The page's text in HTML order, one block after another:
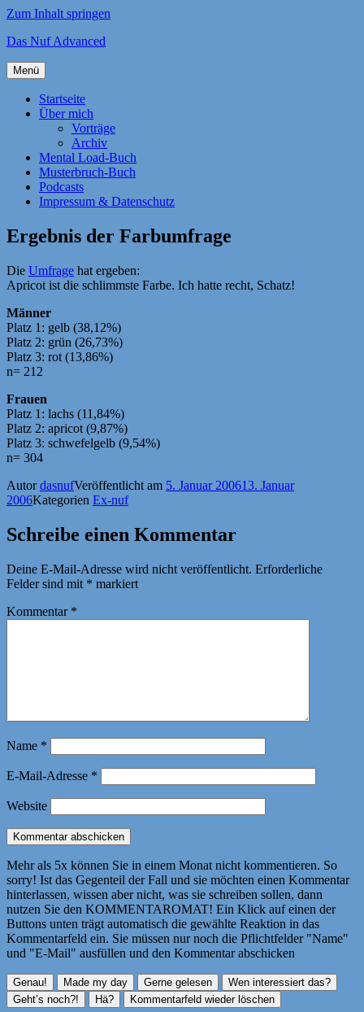
Zum Inhalt springen
Das Nuf Advanced
Menü
Startseite
Über mich
Vorträge
Archiv
Mental Load-Buch
Musterbruch-Buch
Podcasts
Impressum & Datenschutz
Ergebnis der Farbumfrage
Die Umfrage hat ergeben:
Apricot ist die schlimmste Farbe. Ich hatte recht, Schatz!
Männer
Platz 1: gelb (38,12%)
Platz 2: grün (26,73%)
Platz 3: rot (13,86%)
n= 212
Frauen
Platz 1: lachs (11,84%)
Platz 2: apricot (9,87%)
Platz 3: schwefelgelb (9,54%)
n= 304
AutordasnufVeröffentlicht am 5. Januar 200613. Januar
2006Kategorien Ex-nuf
Schreibe einen Kommentar
Deine E-Mail-Adresse wird nicht veröffentlicht. Erforderliche
Felder sind mit * markiert
Kommentar *
Name *
E-Mail-Adresse *
Website
Mehr als 5x können Sie in einem Monat nicht kommentieren. So
sorry! Ist das Gegenteil der Fall und sie möchten einen Kommentar
hinterlassen, wissen aber nicht, was sie schreiben sollen, dann
nutzen Sie den KOMMENTAROMAT! Ein Klick auf einen der
Buttons unten trägt automatisch die gewählte Reaktion in das
Kommentarfeld ein. Sie müssen nur noch die Pflichtfelder "Name"
und "E-Mail" ausfüllen und den Kommentar abschicken